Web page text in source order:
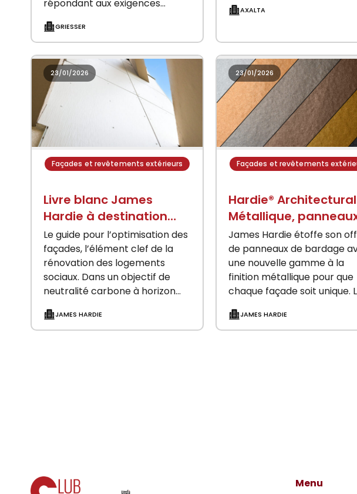
répondant aux exigences
son encombrement discret, il
convient pour les surfaces
moyennes…
GRIESSER
de notre gamme de
AXALTA
23/01/2026
Façades et revêtements extérieurs
Livre blanc James
Hardie à destination
des bailleurs sociaux
Le guide pour l’optimisation des
façades, l’élément clef de la
rénovation des logements
sociaux. Dans un objectif de
neutralité carbone à horizon
plusieurs années d’importants
efforts dans la rénovation
JAMES HARDIE
23/01/2026
Façades et revêtements
Hardie® Architectural
Métallique,
fibres-ciment finition
métallique
James Hardie étoffe son
de panneaux de bardage
une nouvelle gamme à la
finition métallique pour que
chaque façade soit unique.
classements en réaction feu
(A2-S1-D0), en résistance
JAMES HARDIE
Menu